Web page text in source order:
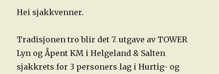
Hei sjakkvenner.
Tradisjonen tro blir det 7. utgave av TOWER
Lyn og Åpent KM i Helgeland & Salten
sjakkrets for 3 personers lag i Hurtig- og